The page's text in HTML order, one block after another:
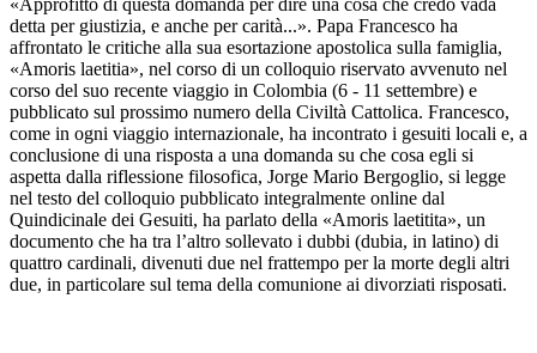
detta per giustizia, e anche per carità...». Papa Francesco ha
affrontato le critiche alla sua esortazione apostolica sulla famiglia,
«Amoris laetitia», nel corso di un colloquio riservato avvenuto nel
corso del suo recente viaggio in Colombia (6 - 11 settembre) e
pubblicato sul prossimo numero della Civiltà Cattolica. Francesco,
come in ogni viaggio internazionale, ha incontrato i gesuiti locali e, a
conclusione di una risposta a una domanda su che cosa egli si
aspetta dalla riflessione filosofica, Jorge Mario Bergoglio, si legge
nel testo del colloquio pubblicato integralmente online dal
Quindicinale dei Gesuiti, ha parlato della «Amoris laetitita», un
documento che ha tra l’altro sollevato i dubbi (dubia, in latino) di
quattro cardinali, divenuti due nel frattempo per la morte degli altri
due, in particolare sul tema della comunione ai divorziati risposati.